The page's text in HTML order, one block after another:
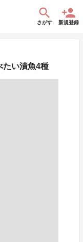
さがす 新規登録
たい漬魚4種